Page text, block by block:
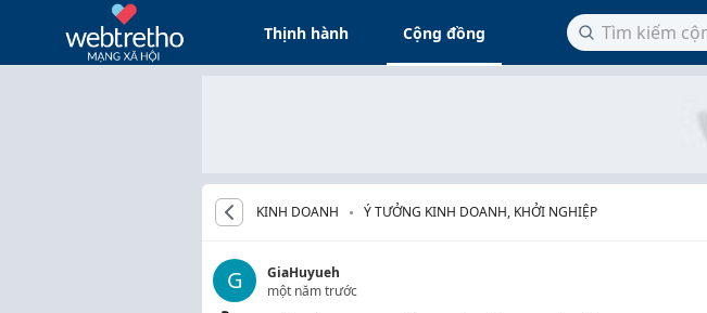
Thịnh hành Cộng đồng
KINH DOANH Ý TƯỞNG KINH DOANH, KHỞI NGHIỆP
G
GiaHuyueh
một năm trước